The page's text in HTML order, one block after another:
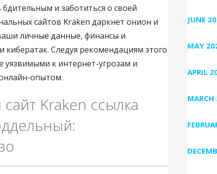
и заботиться о своей
сайтов Kraken даркнет онион и
личные данные, финансы и
Следуя рекомендациям этого
уязвимыми к интернет-угрозам и
опытом.
Kraken ссылка
JUNE
MAY
APRIL